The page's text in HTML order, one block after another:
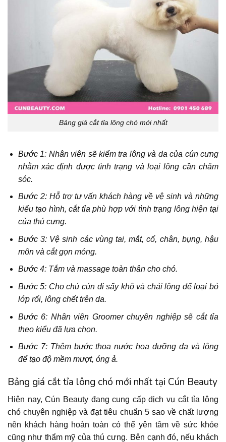
Bảng giá cắt tỉa lông chó mới nhất
Bước 1: Nhân viên sẽ kiểm tra lông và da của cún cưng
nhằm xác định được tình trạng và loại lông cần chăm
sóc.
Bước 2: Hỗ trợ tư vấn khách hàng về vệ sinh và những
kiểu tạo hình, cắt tỉa phù hợp với tình trạng lông hiện tại
của thú cưng.
Bước 3: Vệ sinh các vùng tai, mắt, cổ, chân, bụng, hậu
môn và cắt gọn móng.
Bước 4: Tắm và massage toàn thân cho chó.
Bước 5: Cho chú cún đi sấy khô và chải lông để loại bỏ
lớp rối, lông chết trên da.
Bước 6: Nhân viên Groomer chuyên nghiệp sẽ cắt tỉa
theo kiểu đã lựa chọn.
Bước 7: Thêm bước thoa nước hoa dưỡng da và lông
để tạo độ mềm mượt, óng ả.
Bảng giá cắt tỉa lông chó mới nhất tại Cún Beauty
Hiện nay, Cún Beauty đang cung cấp dịch vụ cắt tỉa lông
chó chuyên nghiệp và đạt tiêu chuẩn 5 sao về chất lượng
nên khách hàng hoàn toàn có thể yên tâm về sức khỏe
cũng như thẩm mỹ của thú cưng. Bên cạnh đó, nếu khách